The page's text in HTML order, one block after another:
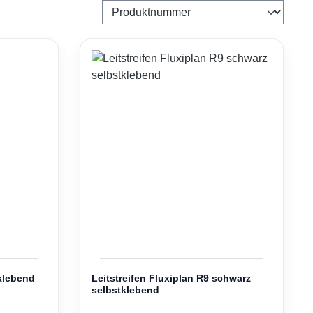
Leitstreifen Fluxiplan R9 schwarz
selbstklebend